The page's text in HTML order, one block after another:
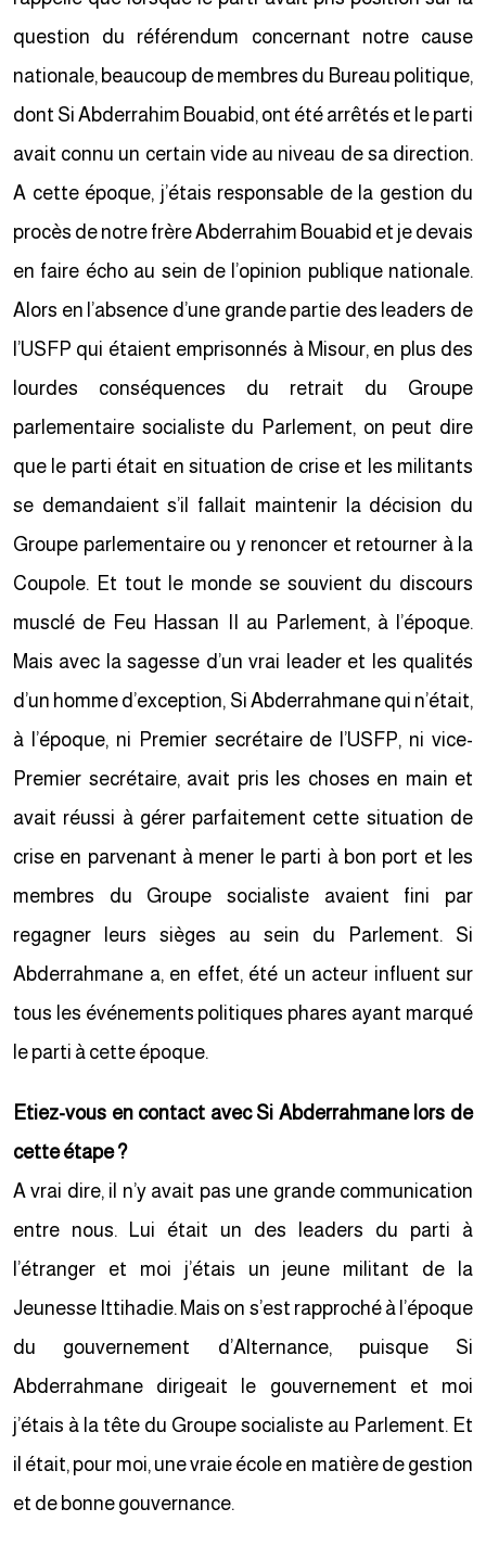
question du référendum concernant notre cause
nationale, beaucoup de membres du Bureau politique,
dont Si Abderrahim Bouabid, ont été arrêtés et le parti
avait connu un certain vide au niveau de sa direction.
A cette époque, j’étais responsable de la gestion du
procès de notre frère Abderrahim Bouabid et je devais
en faire écho au sein de l’opinion publique nationale.
Alors en l’absence d’une grande partie des leaders de
l’USFP qui étaient emprisonnés à Misour, en plus des
lourdes conséquences du retrait du Groupe
parlementaire socialiste du Parlement, on peut dire
que le parti était en situation de crise et les militants
se demandaient s’il fallait maintenir la décision du
Groupe parlementaire ou y renoncer et retourner à la
Coupole. Et tout le monde se souvient du discours
musclé de Feu Hassan II au Parlement, à l’époque.
Mais avec la sagesse d’un vrai leader et les qualités
d’un homme d’exception, Si Abderrahmane qui n’était,
à l’époque, ni Premier secrétaire de l’USFP, ni vice-
Premier secrétaire, avait pris les choses en main et
avait réussi à gérer parfaitement cette situation de
crise en parvenant à mener le parti à bon port et les
membres du Groupe socialiste avaient fini par
regagner leurs sièges au sein du Parlement. Si
Abderrahmane a, en effet, été un acteur influent sur
tous les événements politiques phares ayant marqué
le parti à cette époque.
Etiez-vous en contact avec Si Abderrahmane lors de
cette étape ?
A vrai dire, il n’y avait pas une grande communication
entre nous. Lui était un des leaders du parti à
l’étranger et moi j’étais un jeune militant de la
Jeunesse Ittihadie. Mais on s’est rapproché à l’époque
du gouvernement d’Alternance, puisque Si
Abderrahmane dirigeait le gouvernement et moi
j’étais à la tête du Groupe socialiste au Parlement. Et
il était, pour moi, une vraie école en matière de gestion
et de bonne gouvernance.